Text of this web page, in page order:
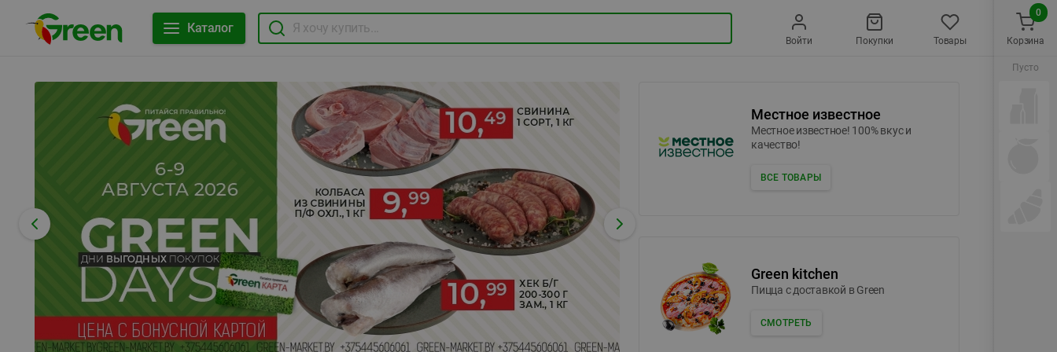
Каталог
Войти Покупки Товары
Местное известное
Местное известное! 100% вкус и
качество!
ВСЕ ТОВАРЫ
Green kitchen
Пицца c доставкой в Green
СМОТРЕТЬ
Корзина
0
Пусто